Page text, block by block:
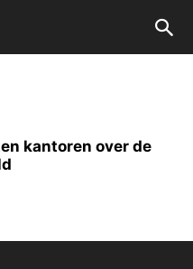
kantoren over de